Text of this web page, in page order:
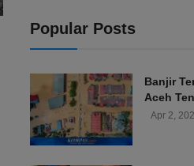
Popular Posts
Banjir
Aceh
Apr 2,